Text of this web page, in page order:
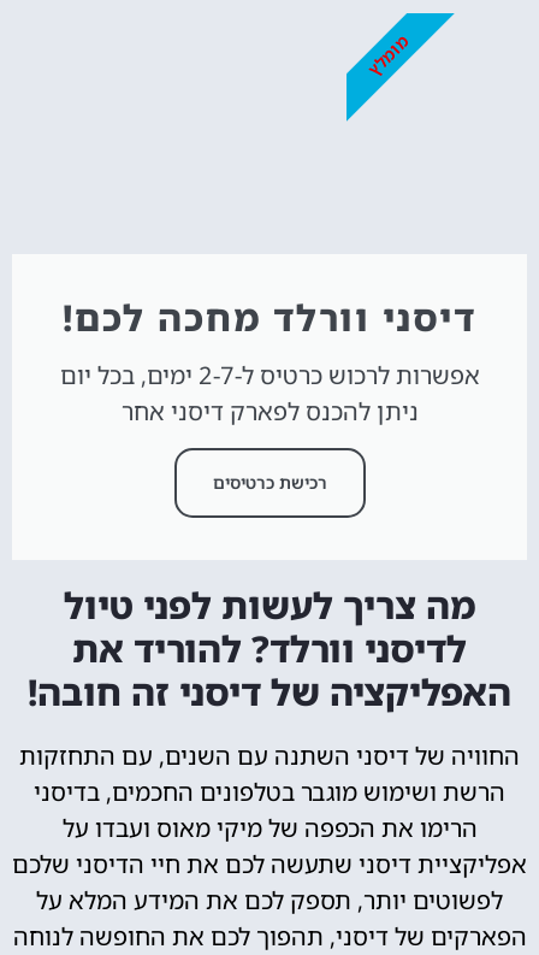
דיסני וורלד מחכה לכם!
אפשרות לרכוש כרטיס ל-2-7 ימים, בכל יום
ניתן להכנס לפארק דיסני אחר
רכישת כרטיסים
מומלץ
מה צריך לעשות לפני טיול
לדיסני וורלד? להוריד את
האפליקציה של דיסני זה חובה!
החוויה של דיסני השתנה עם השנים, עם התחזקות
הרשת ושימוש מוגבר בטלפונים החכמים, בדיסני
הרימו את הכפפה של מיקי מאוס ועבדו על
אפליקציית דיסני שתעשה לכם את חיי הדיסני שלכם
לפשוטים יותר, תספק לכם את המידע המלא על
הפארקים של דיסני, תהפוך לכם את החופשה לנוחה